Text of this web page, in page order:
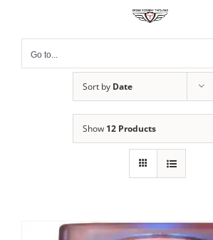
contentGo to...
Sort by Date
Show 12 Products